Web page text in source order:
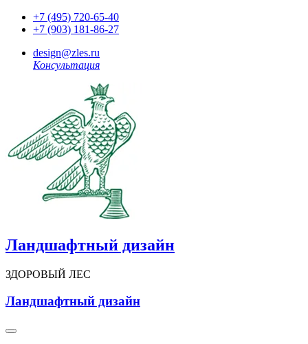
+7 (495) 720-65-40
+7 (903) 181-86-27
design@zles.ru
Консультация
Ландшафтный дизайн
ЗДОРОВЫЙ ЛЕС
Ландшафтный дизайн